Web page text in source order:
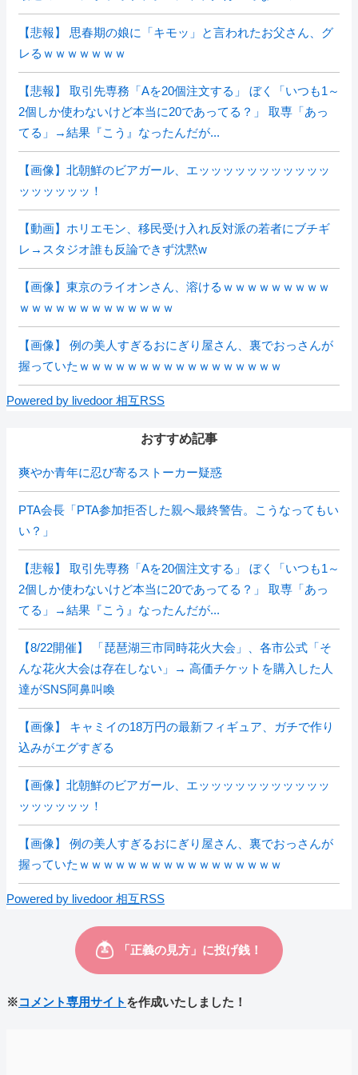
【悲報】 思春期の娘に「キモッ」と言われたお父さん、グ
レるｗｗｗｗｗｗｗ
【悲報】 取引先専務「Aを20個注文する」 ぼく「いつも1～
2個しか使わないけど本当に20であってる？」 取専「あっ
てる」→結果『こう』なったんだが...
【画像】北朝鮮のビアガール、エッッッッッッッッッッッ
ッッッッッッ！
【動画】ホリエモン、移民受け入れ反対派の若者にブチギ
レ→スタジオ誰も反論できず沈黙w
【画像】東京のライオンさん、溶けるｗｗｗｗｗｗｗｗｗ
ｗｗｗｗｗｗｗｗｗｗｗｗｗ
【画像】 例の美人すぎるおにぎり屋さん、裏でおっさんが
握っていたｗｗｗｗｗｗｗｗｗｗｗｗｗｗｗｗｗ
Powered by livedoor 相互RSS
おすすめ記事
爽やか青年に忍び寄るストーカー疑惑
PTA会長「PTA参加拒否した親へ最終警告。こうなってもい
い？」
【悲報】 取引先専務「Aを20個注文する」 ぼく「いつも1～
2個しか使わないけど本当に20であってる？」 取専「あっ
てる」→結果『こう』なったんだが...
【8/22開催】 「琵琶湖三市同時花火大会」、各市公式「そ
んな花火大会は存在しない」→ 高価チケットを購入した人
達がSNS阿鼻叫喚
【画像】 キャミイの18万円の最新フィギュア、ガチで作り
込みがエグすぎる
【画像】北朝鮮のビアガール、エッッッッッッッッッッッ
ッッッッッッ！
【画像】 例の美人すぎるおにぎり屋さん、裏でおっさんが
握っていたｗｗｗｗｗｗｗｗｗｗｗｗｗｗｗｗｗ
Powered by livedoor 相互RSS
※コメント専用サイト を作成いたしました！